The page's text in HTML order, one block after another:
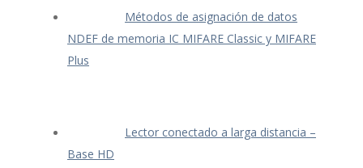
Métodos de asignación de datos
NDEF de memoria IC MIFARE Classic y MIFARE
Plus
Lector conectado a larga distancia –
Base HD